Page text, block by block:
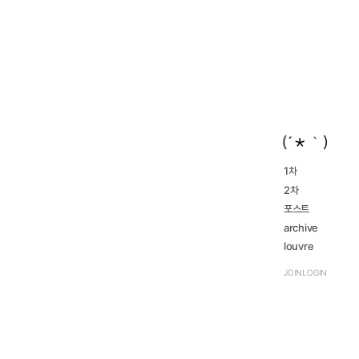
1차
navigate_next2016...
navigate_next 2023...
2차
navigate_next2016...
2023...
포스트
archive
navigate_nextreview
louvre
JOINLOGIN